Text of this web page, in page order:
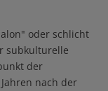
oder schlicht
subkulturelle
der
nach der